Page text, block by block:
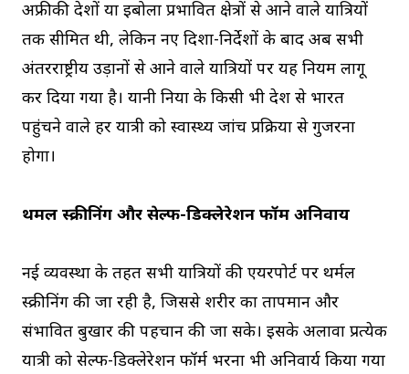
अफ्रीकी देशों या इबोला प्रभावित क्षेत्रों से आने वाले यात्रियों
तक सीमित थी, लेकिन नए दिशा-निर्देशों के बाद अब सभी
अंतरराष्ट्रीय उड़ानों से आने वाले यात्रियों पर यह नियम लागू
कर दिया गया है। यानी दुनिया के किसी भी देश से भारत
पहुंचने वाले हर यात्री को स्वास्थ्य जांच प्रक्रिया से गुजरना
होगा।
थर्मल स्क्रीनिंग और सेल्फ-डिक्लेरेशन फॉर्म अनिवार्य
नई व्यवस्था के तहत सभी यात्रियों की एयरपोर्ट पर थर्मल
स्क्रीनिंग की जा रही है, जिससे शरीर का तापमान और
संभावित बुखार की पहचान की जा सके। इसके अलावा प्रत्येक
यात्री को सेल्फ-डिक्लेरेशन फॉर्म भरना भी अनिवार्य किया गया